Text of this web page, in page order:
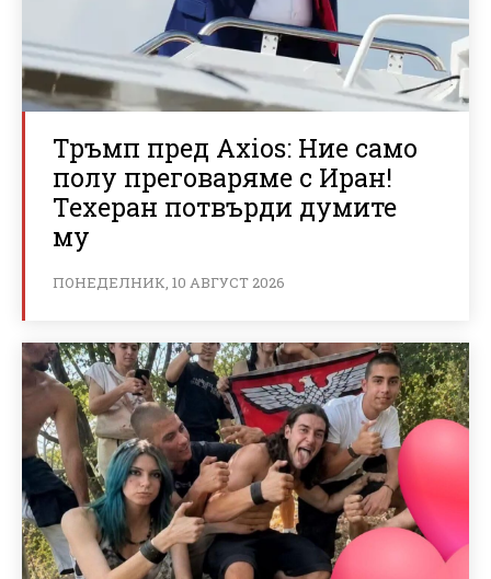
Тръмп пред Axios: Ние само
полу преговаряме с Иран!
Техеран потвърди думите
му
ПОНЕДЕЛНИК, 10 АВГУСТ 2026